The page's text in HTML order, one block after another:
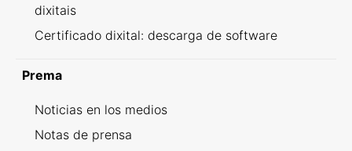
dixitais
Certificado dixital: descarga de software
Prema
Noticias en los medios
Notas de prensa